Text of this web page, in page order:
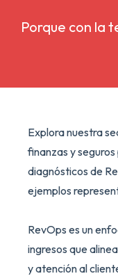
Porque con la
Explora nuestra
finanzas y
diagnósticos de
ejemplos
RevOps es un
ingresos que
y atención al